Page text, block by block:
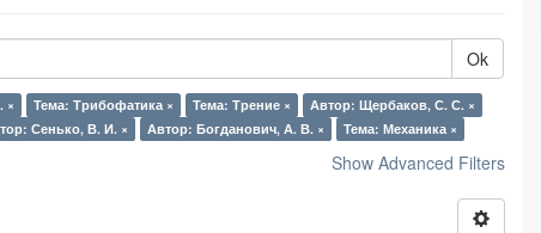
Ok
× Тема: Трибофатика × Тема: Трение ×
Автор: Щербаков, С. С. ×
Сенько, В. И. × Автор: Богданович, А. В. × Тема: Механика ×
Show Advanced Filters